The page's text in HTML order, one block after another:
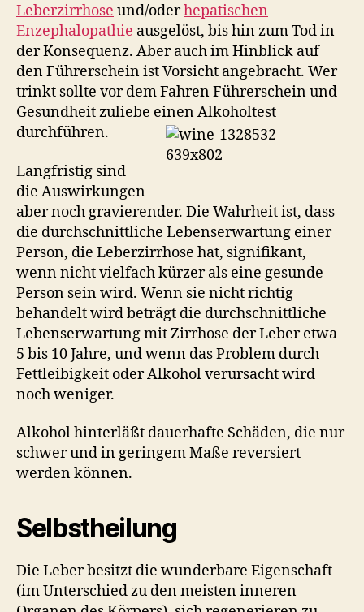
Leberzirrhose und/oderhepatischen
Enzephalopathie ausgelöst, bis hin zum Tod in
der Konsequenz. Aber auch im Hinblick auf
den Führerschein ist Vorsicht angebracht. Wer
trinkt sollte vor dem Fahren Führerschein und
Gesundheit zuliebe einen Alkoholtest
durchführen.
Langfristig sind
die Auswirkungen
aber noch gravierender. Die Wahrheit ist, dass
die durchschnittliche Lebenserwartung einer
Person, die Leberzirrhose hat, signifikant,
wenn nicht vielfach kürzer als eine gesunde
Person sein wird. Wenn sie nicht richtig
behandelt wird beträgt die durchschnittliche
Lebenserwartung mit Zirrhose der Leber etwa
5 bis 10 Jahre, und wenn das Problem durch
Fettleibigkeit oder Alkohol verursacht wird
noch weniger.
Alkohol hinterläßt dauerhafte Schäden, die nur
schwer und in geringem Maße reversiert
werden können.
Selbstheilung
Die Leber besitzt die wunderbare Eigenschaft
(im Unterschied zu den meisten inneren